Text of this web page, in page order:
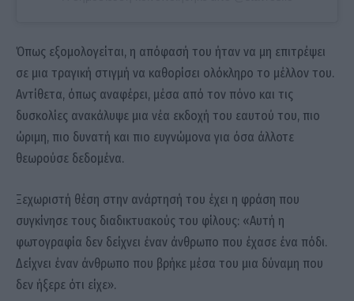
Όπως εξομολογείται, η απόφασή του ήταν να μη επιτρέψει
σε μια τραγική στιγμή να καθορίσει ολόκληρο το μέλλον του.
Αντίθετα, όπως αναφέρει, μέσα από τον πόνο και τις
δυσκολίες ανακάλυψε μια νέα εκδοχή του εαυτού του, πιο
ώριμη, πιο δυνατή και πιο ευγνώμονα για όσα άλλοτε
θεωρούσε δεδομένα.
Ξεχωριστή θέση στην ανάρτησή του έχει η φράση που
συγκίνησε τους διαδικτυακούς του φίλους: «Αυτή η
φωτογραφία δεν δείχνει έναν άνθρωπο που έχασε ένα πόδι.
Δείχνει έναν άνθρωπο που βρήκε μέσα του μια δύναμη που
δεν ήξερε ότι είχε».